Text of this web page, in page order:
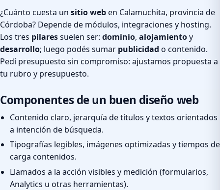
¿Cuánto cuesta un sitio weben Calamuchita, provincia de
Córdoba? Depende de módulos, integraciones y hosting.
Los tres pilaressuelen ser: dominio, alojamientoy
desarrollo; luego podés sumar publicidad o contenido.
Pedí presupuesto sin compromiso: ajustamos propuesta a
tu rubro y presupuesto.
Componentes de un buen diseño web
Contenido claro, jerarquía de títulos y textos orientados
a intención de búsqueda.
Tipografías legibles, imágenes optimizadas y tiempos de
carga contenidos.
Llamados a la acción visibles y medición (formularios,
Analytics u otras herramientas).